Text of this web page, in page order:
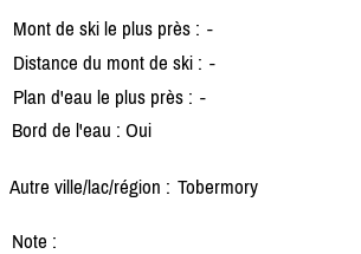
Mont de ski le plus près : -
Distance du mont de ski : -
Plan d'eau le plus près : -
Bord de l'eau : Oui
Autre ville/lac/région : Tobermory
Note :